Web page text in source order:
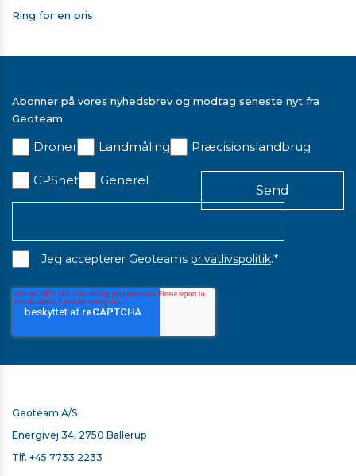
Ring for en pris
På lager
Ring for en pris
Abonner på vores nyhedsbrev og modtag seneste nyt fra
Geoteam
Droner Landmåling Præcisionslandbrug
GPSnet Generel
Jeg accepterer Geoteams privatlivspolitik.*
Geoteam A/S
Energivej 34, 2750 Ballerup
Tlf. +45 7733 2233